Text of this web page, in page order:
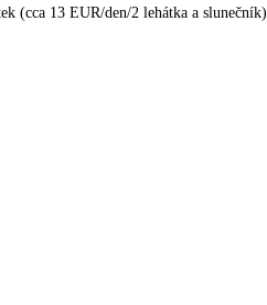
(cca 13 EUR/den/2 lehátka a slunečník)